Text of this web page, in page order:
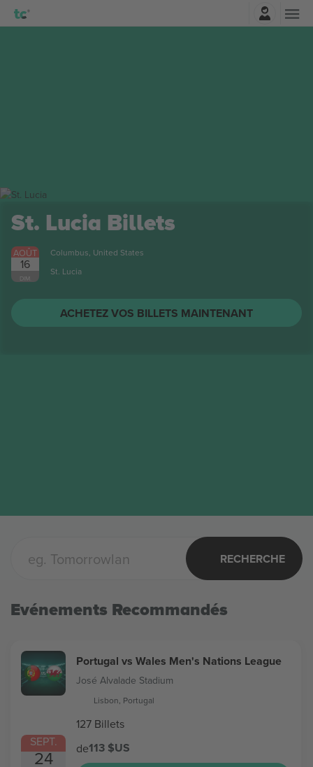
RECHERCHE
Evénements Recommandés
SEPT.
24
Portugal vs Wales Men's Nations League
José Alvalade Stadium
Lisbon, Portugal
127 Billets
de113 $US